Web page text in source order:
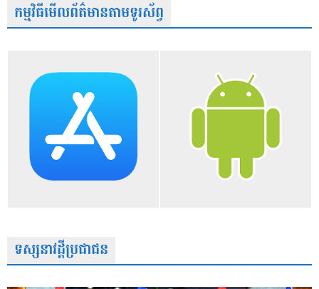
កម្មវិធីមើលព័ត៌មានតាមទូរស័ព្វ
ទស្សនាវដ្តីប្រជាជន